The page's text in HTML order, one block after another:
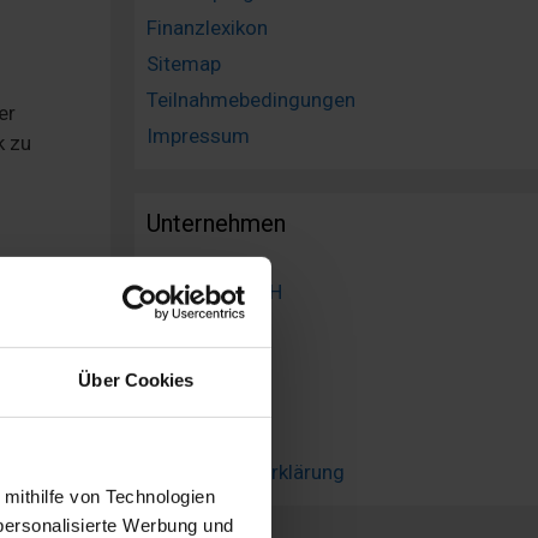
Über Cookies
von Technologien
Werbung und
zu
Finanzlexikon
Sitemap
Teilnahmebedingungen
Impressum
Unternehmen
Über VEXCASH
Jobs
Datenschutzerklärung